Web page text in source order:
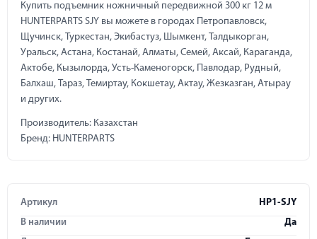
Купить подъемник ножничный передвижной 300 кг 12 м
HUNTERPARTS SJY вы можете в городах Петропавловск,
Щучинск, Туркестан, Экибастуз, Шымкент, Талдыкорган,
Уральск, Астана, Костанай, Алматы, Семей, Аксай, Караганда,
Актобе, Кызылорда, Усть-Каменогорск, Павлодар, Рудный,
Балхаш, Тараз, Темиртау, Кокшетау, Актау, Жезказган, Атырау
и других.
Производитель: Казахстан
Бренд: HUNTERPARTS
Артикул
HP1-SJY
В наличии
Да